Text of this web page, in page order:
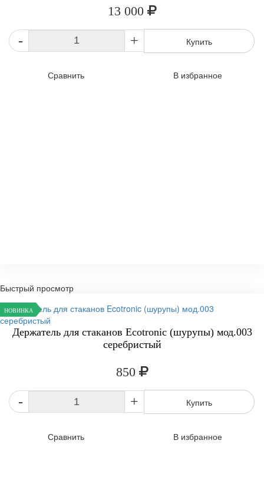
13 000
- + Купить
Сравнить В избранное
Быстрый просмотр
НОВИНКА
Держатель для стаканов Ecotronic (шурупы) мод.003
серебристый
850
- + Купить
Сравнить В избранное